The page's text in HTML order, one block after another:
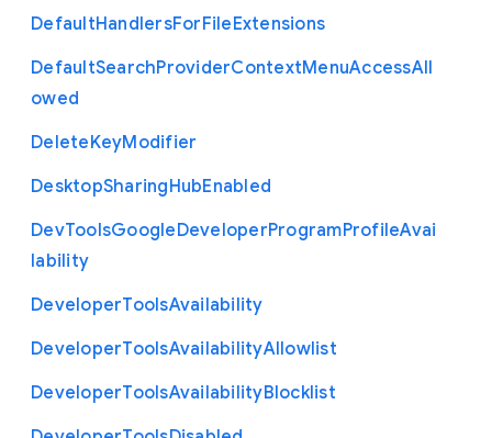
DefaultHandlersForFileExtensions
DefaultSearchProviderContextMenuAccessAll
owed
DeleteKeyModifier
DesktopSharingHubEnabled
DevToolsGoogleDeveloperProgramProfileAvai
lability
DeveloperToolsAvailability
DeveloperToolsAvailabilityAllowlist
DeveloperToolsAvailabilityBlocklist